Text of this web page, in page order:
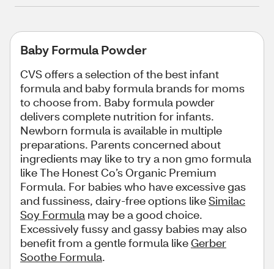
Baby Formula Powder
CVS offers a selection of the best infant
formula and baby formula brands for moms
to choose from. Baby formula powder
delivers complete nutrition for infants.
Newborn formula is available in multiple
preparations. Parents concerned about
ingredients may like to try a non gmo formula
like The Honest Co’s Organic Premium
Formula. For babies who have excessive gas
and fussiness, dairy-free options likeSimilac
Soy Formula may be a good choice.
Excessively fussy and gassy babies may also
benefit from a gentle formula likeGerber
Soothe Formula.